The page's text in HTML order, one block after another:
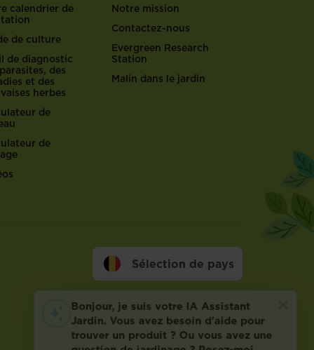
calendrier de
de culture
de diagnostic
des
et des
herbes
de
de
Notre mission
Contactez-nous
Evergreen Research
Station
Malin dans le jardin
Sélection de pays